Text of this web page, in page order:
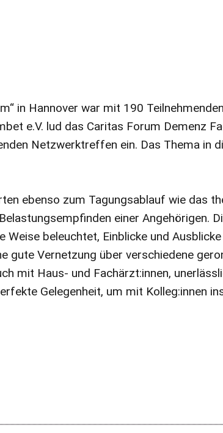
in Hannover war mit 190
e.V. lud das Caritas Forum Demenz
Netzwerktreffen ein. Das Thema in
ebenso zum Tagungsablauf wie das
einer Angehörigen.
beleuchtet, Einblicke und
gute Vernetzung über verschiedene
mit Haus- und Fachärzt:innen,
Gelegenheit, um mit Kolleg:innen